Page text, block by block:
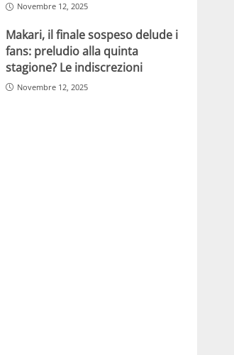
Novembre 12, 2025
Makari, il finale sospeso delude i
fans: preludio alla quinta
stagione? Le indiscrezioni
Novembre 12, 2025